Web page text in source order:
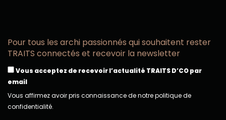
Pour tous les archi passionnés qui souhaitent rester
TRAITS connectés et recevoir la newsletter
Vous acceptez de recevoir l’actualité TRAITS D’CO par
email
Vous affirmez avoir pris connaissance de notre politique de
confidentialité.